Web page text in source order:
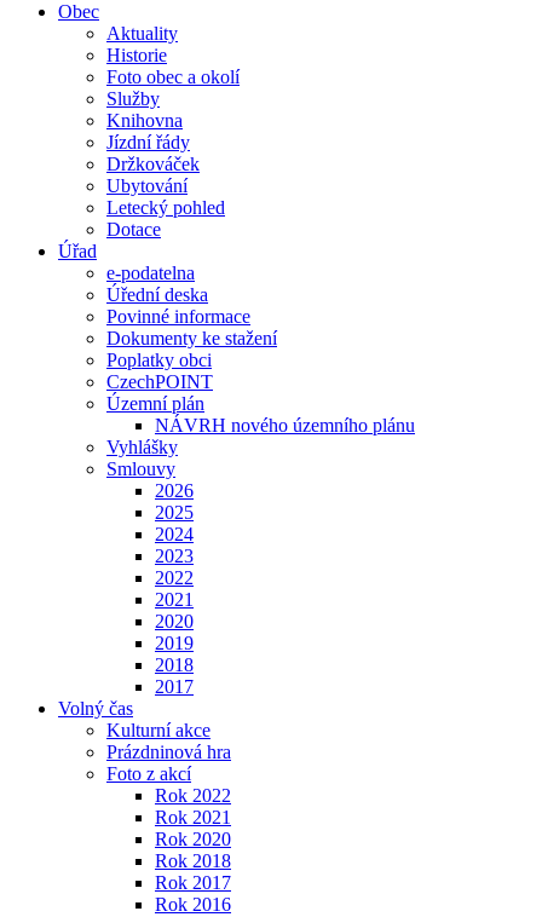
Obec
Aktuality
Historie
Foto obec a okolí
Služby
Knihovna
Jízdní řády
Držkováček
Ubytování
Letecký pohled
Dotace
Úřad
e-podatelna
Úřední deska
Povinné informace
Dokumenty ke stažení
Poplatky obci
CzechPOINT
Územní plán
NÁVRH nového územního plánu
Vyhlášky
Smlouvy
2026
2025
2024
2023
2022
2021
2020
2019
2018
2017
Volný čas
Kulturní akce
Prázdninová hra
Foto z akcí
Rok 2022
Rok 2021
Rok 2020
Rok 2018
Rok 2017
Rok 2016